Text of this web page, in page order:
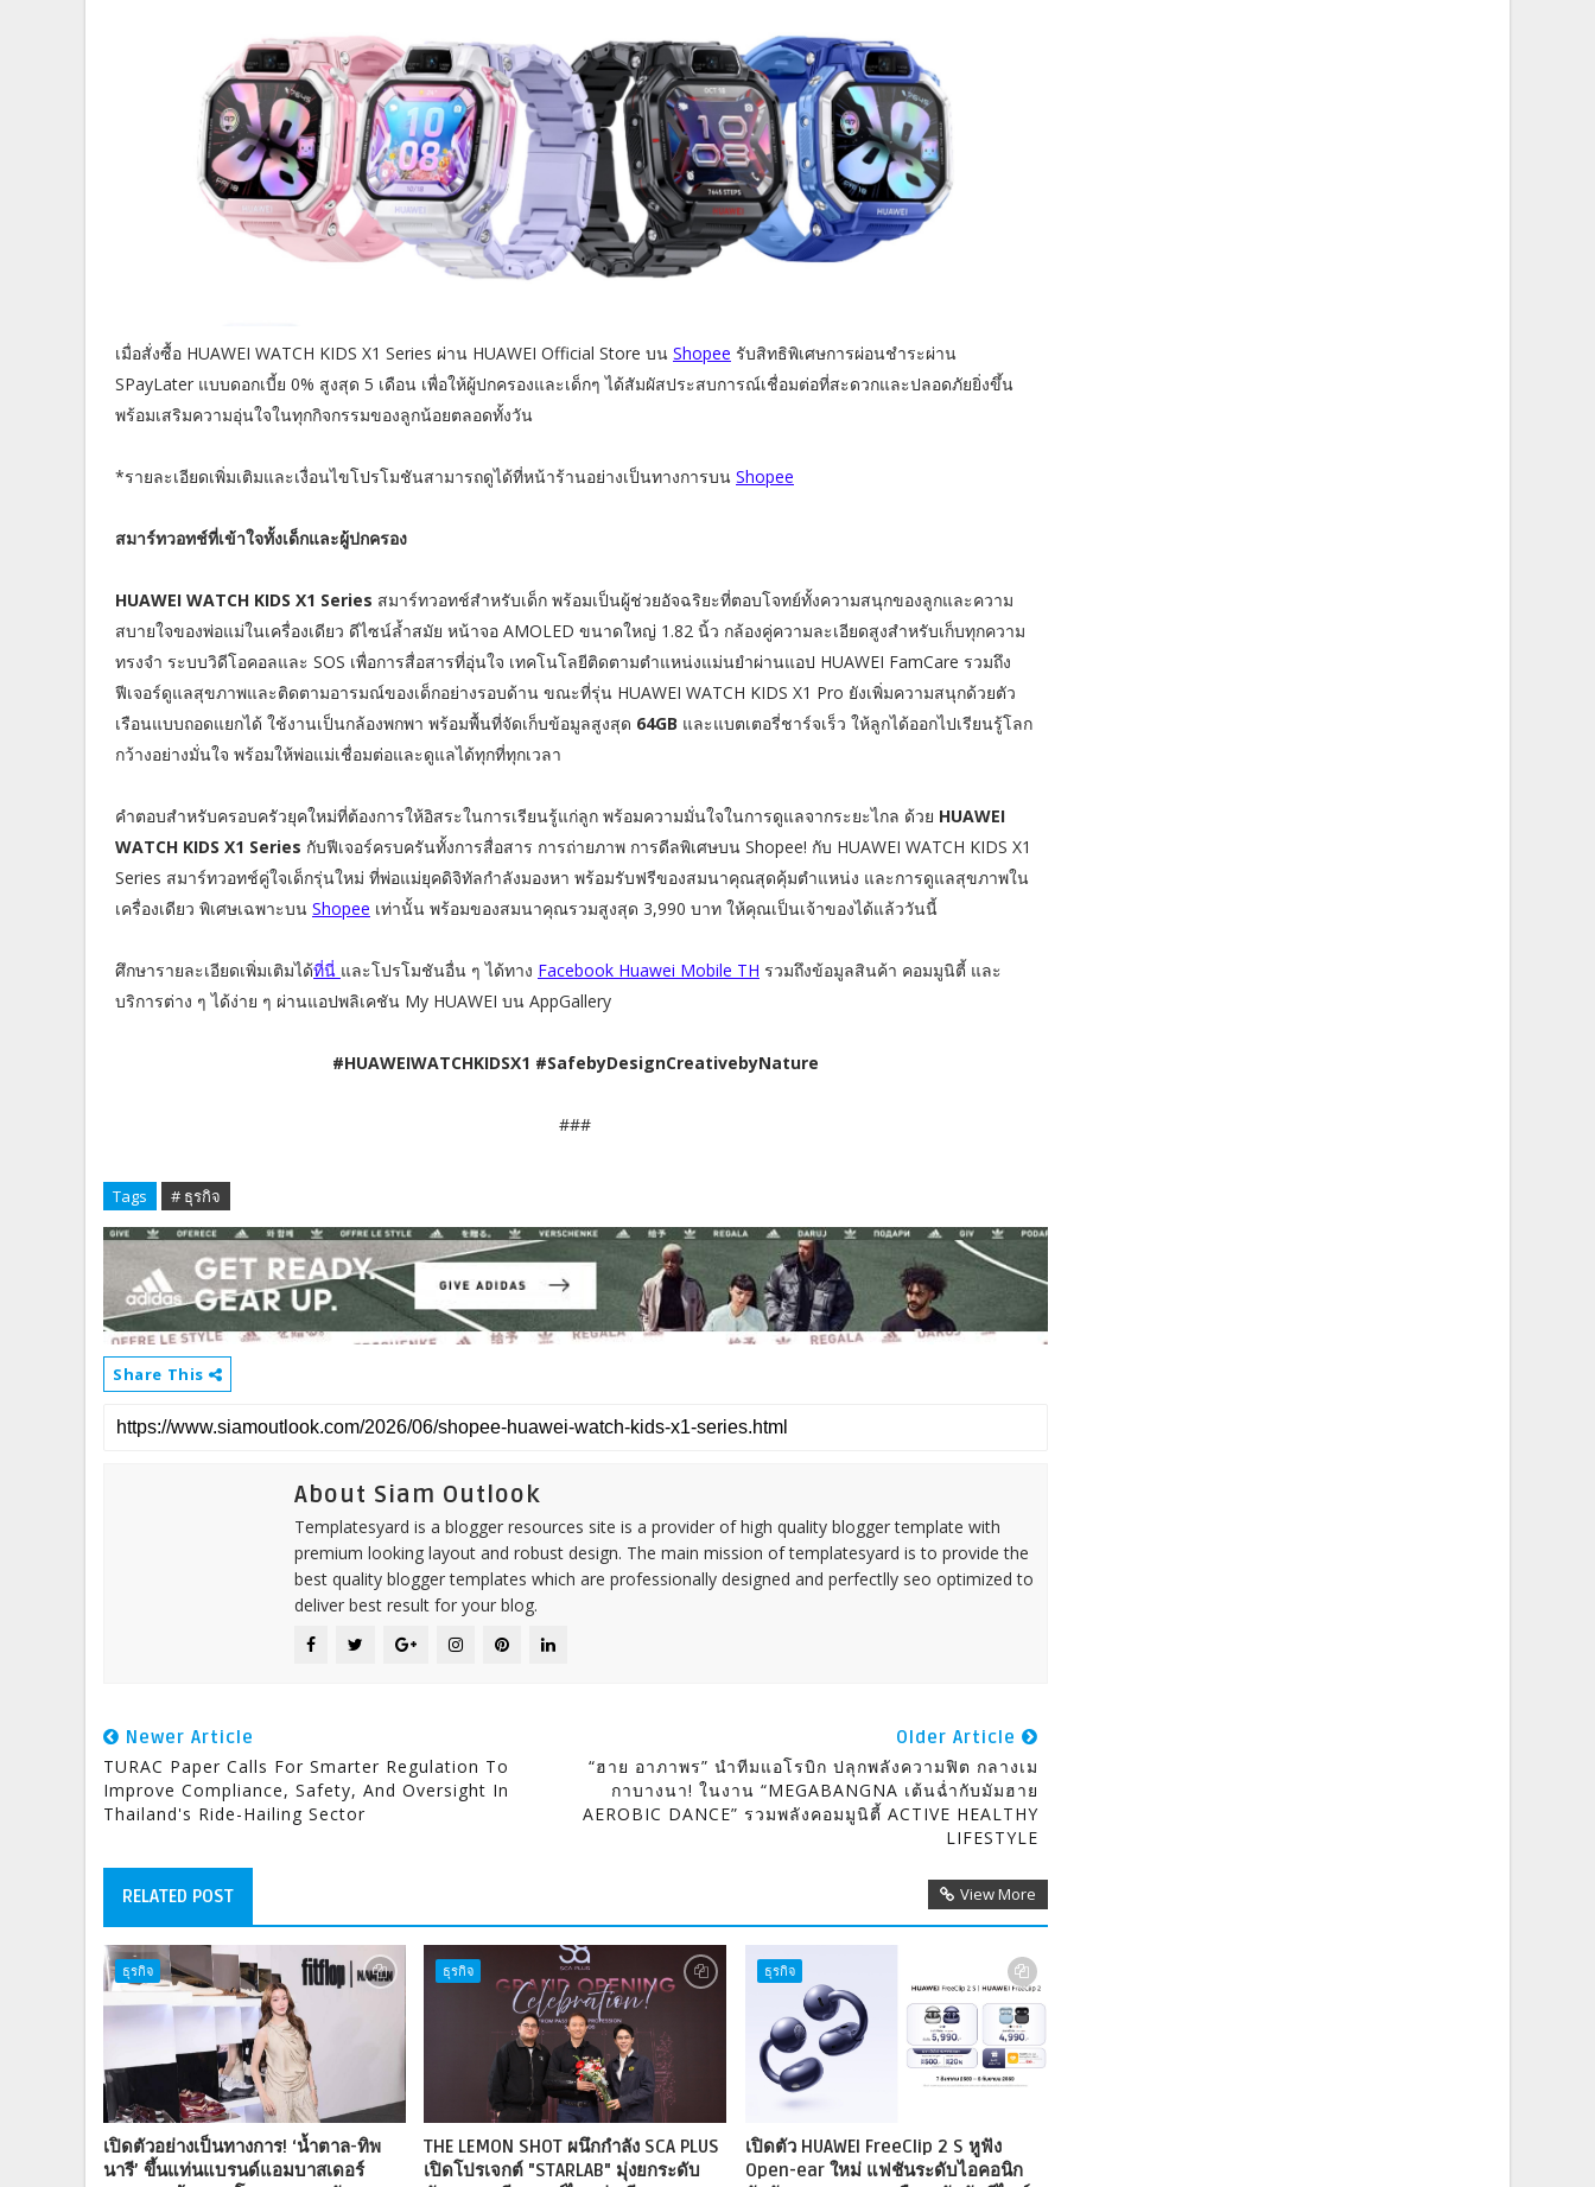
เมื่อสั่งซื้อ HUAWEI WATCH KIDS X1 Series ผ่าน HUAWEI Official Store บน Shopee รับสิทธิพิเศษการผ่อนชำระผ่าน
SPayLater แบบดอกเบี้ย 0% สูงสุด 5 เดือน เพื่อให้ผู้ปกครองและเด็กๆ ได้สัมผัสประสบการณ์เชื่อมต่อที่สะดวกและปลอดภัยยิ่งขึ้น
พร้อมเสริมความอุ่นใจในทุกกิจกรรมของลูกน้อยตลอดทั้งวัน
*รายละเอียดเพิ่มเติมและเงื่อนไขโปรโมชันสามารถดูได้ที่หน้าร้านอย่างเป็นทางการบน Shopee
สมาร์ทวอทช์ที่เข้าใจทั้งเด็กและผู้ปกครอง
HUAWEI WATCH KIDS X1 Series สมาร์ทวอทช์สำหรับเด็ก พร้อมเป็นผู้ช่วยอัจฉริยะที่ตอบโจทย์ทั้งความสนุกของลูกและความ
สบายใจของพ่อแม่ในเครื่องเดียว ดีไซน์ล้ำสมัย หน้าจอ AMOLED ขนาดใหญ่ 1.82 นิ้ว กล้องคู่ความละเอียดสูงสำหรับเก็บทุกความ
ทรงจำ ระบบวิดีโอคอลและ SOS เพื่อการสื่อสารที่อุ่นใจ เทคโนโลยีติดตามตำแหน่งแม่นยำผ่านแอป HUAWEI FamCare รวมถึง
ฟีเจอร์ดูแลสุขภาพและติดตามอารมณ์ของเด็กอย่างรอบด้าน ขณะที่รุ่น HUAWEI WATCH KIDS X1 Pro ยังเพิ่มความสนุกด้วยตัว
เรือนแบบถอดแยกได้ ใช้งานเป็นกล้องพกพา พร้อมพื้นที่จัดเก็บข้อมูลสูงสุด 64GB และแบตเตอรี่ชาร์จเร็ว ให้ลูกได้ออกไปเรียนรู้โลก
กว้างอย่างมั่นใจ พร้อมให้พ่อแม่เชื่อมต่อและดูแลได้ทุกที่ทุกเวลา
คำตอบสำหรับครอบครัวยุคใหม่ที่ต้องการให้อิสระในการเรียนรู้แก่ลูก พร้อมความมั่นใจในการดูแลจากระยะไกล ด้วย HUAWEI
WATCH KIDS X1 Series กับฟีเจอร์ครบครันทั้งการสื่อสาร การถ่ายภาพ การดีลพิเศษบน Shopee! กับ HUAWEI WATCH KIDS X1
Series สมาร์ทวอทช์คู่ใจเด็กรุ่นใหม่ ที่พ่อแม่ยุคดิจิทัลกำลังมองหา พร้อมรับฟรีของสมนาคุณสุดคุ้มตำแหน่ง และการดูแลสุขภาพใน
เครื่องเดียว พิเศษเฉพาะบน Shopee เท่านั้น พร้อมของสมนาคุณรวมสูงสุด 3,990 บาท ให้คุณเป็นเจ้าของได้แล้ววันนี้
ศึกษารายละเอียดเพิ่มเติมได้ที่นี่ และโปรโมชันอื่น ๆ ได้ทาง Facebook Huawei Mobile TH รวมถึงข้อมูลสินค้า คอมมูนิตี้ และ
บริการต่าง ๆ ได้ง่าย ๆ ผ่านแอปพลิเคชัน My HUAWEI บน AppGallery
#HUAWEIWATCHKIDSX1 #SafebyDesignCreativebyNature
###
Tags # ธุรกิจ
Share This
About Siam Outlook
Templatesyard is a blogger resources site is a provider of high quality blogger template with
premium looking layout and robust design. The main mission of templatesyard is to provide the
best quality blogger templates which are professionally designed and perfectlly seo optimized to
deliver best result for your blog.
Newer Article
TURAC Paper Calls For Smarter Regulation To
Improve Compliance, Safety, And Oversight In
Thailand's Ride-Hailing Sector
Older Article
“ฮาย อาภาพร” นำทีมแอโรบิก ปลุกพลังความฟิต กลางเม
กาบางนา! ในงาน “MEGABANGNA เต้นฉ่ำกับมัมฮาย
AEROBIC DANCE” รวมพลังคอมมูนิตี้ ACTIVE HEALTHY
LIFESTYLE
RELATED POST View More
ธุรกิจ
เปิดตัวอย่างเป็นทางการ! ‘น้ำตาล-ทิพ
นารี’ ขึ้นแท่นแบรนด์แอมบาสเดอร์
ธุรกิจ
THE LEMON SHOT ผนึกกำลัง SCA PLUS
เปิดโปรเจกต์ "STARLAB" มุ่งยกระดับ
ธุรกิจ
เปิดตัว HUAWEI FreeClip 2 S หูฟัง
Open-ear ใหม่ แฟชันระดับไอคอนิก